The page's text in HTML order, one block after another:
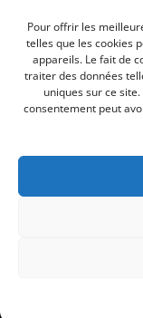
Pour offrir les
telles que les cookies
appareils. Le fait de
traiter des données
uniques sur ce
consentement peut
Copyright © 2026